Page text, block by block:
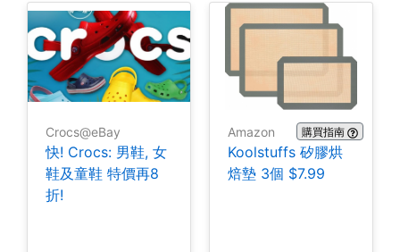
Crocs@eBay
快! Crocs: 男鞋, 女
鞋及童鞋 特價再8
折!
Amazon 購買指南
Koolstuffs 矽膠烘
焙墊 3個 $7.99